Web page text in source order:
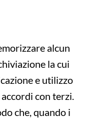
alcun
la cui
e utilizzo
con terzi.
che, quando i